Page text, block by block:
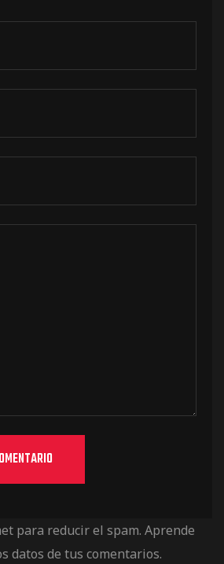
para reducir el spam. Aprende
datos de tus comentarios.